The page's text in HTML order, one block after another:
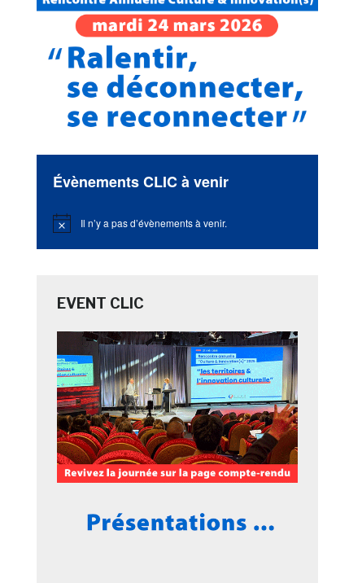
Évènements CLIC à venir
Notice Il n’y a pas d’évènements à venir.
EVENT CLIC